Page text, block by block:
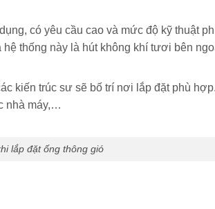
có yêu cầu cao và mức độ kỹ thuật
thống này là hút không khí tươi bên
kiến trúc sư sẽ bố trí nơi lắp đặt phù
nhà máy,…
lắp đặt ống thông gió